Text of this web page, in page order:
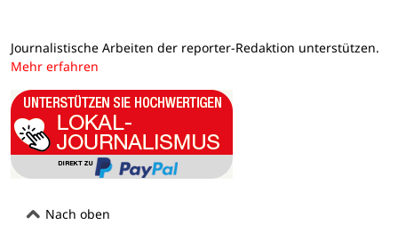
Journalistische Arbeiten der reporter-Redaktion unterstützen.
Mehr erfahren
Nach oben